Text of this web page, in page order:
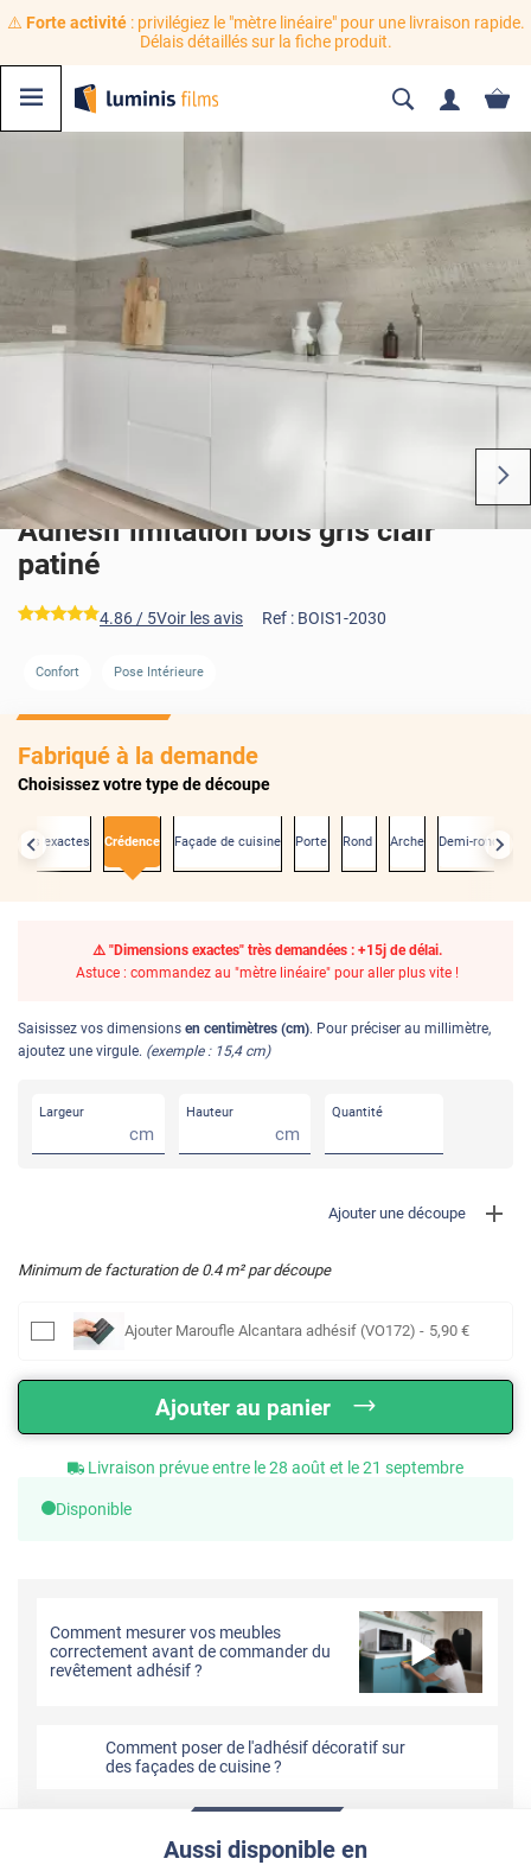
⚠️ Forte activité: privilégiez le "mètre linéaire" pour une livraison rapide.
Délais détaillés sur la fiche produit.
Adhésif imitation bois gris clair
patiné
*****
4.86 / 5Voir les avis Ref : BOIS1-2030
Confort Pose Intérieure
Fabriqué à la demande
Choisissez votre type de découpe
exactes Crédence Façade de cuisine Porte Rond Arche Demi-rond
⚠️ "Dimensions exactes" très demandées : +15j de délai.
Astuce : commandez au "mètre linéaire" pour aller plus vite !
Saisissez vos dimensions en centimètres (cm). Pour préciser au millimètre,
ajoutez une virgule. (exemple : 15,4 cm)
Largeur
cm
Hauteur
cm
Quantité
Ajouter une découpe
Minimum de facturation de 0.4m² par découpe
Ajouter Maroufle Alcantara adhésif (VO172) - 5,90 €
Ajouter au panier
Livraison prévue entre le 28 août et le 21 septembre
Disponible
Comment mesurer vos meubles
correctement avant de commander du
revêtement adhésif ?
Comment poser de l'adhésif décoratif sur
des façades de cuisine ?
Aussi disponible en